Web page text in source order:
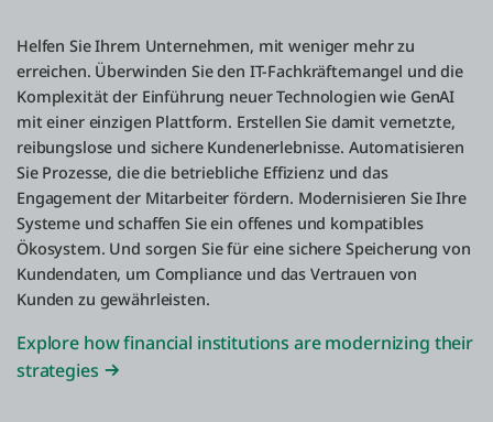
Helfen Sie Ihrem Unternehmen, mit weniger mehr zu
erreichen. Überwinden Sie den IT-Fachkräftemangel und die
Komplexität der Einführung neuer Technologien wie GenAI
mit einer einzigen Plattform. Erstellen Sie damit vernetzte,
reibungslose und sichere Kundenerlebnisse. Automatisieren
Sie Prozesse, die die betriebliche Effizienz und das
Engagement der Mitarbeiter fördern. Modernisieren Sie Ihre
Systeme und schaffen Sie ein offenes und kompatibles
Ökosystem. Und sorgen Sie für eine sichere Speicherung von
Kundendaten, um Compliance und das Vertrauen von
Kunden zu gewährleisten.
Explore how financial institutions are modernizing their
strategies